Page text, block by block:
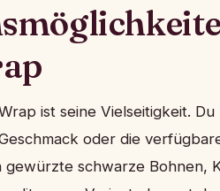
ist seine Vielseitigkeit.
oder die
schwarze Bohnen,